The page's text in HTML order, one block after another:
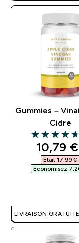
Gummies –
Cidre
4.67 out of 5
10,79 €‎
Était 17,99 €‎
Économisez
LIVRAISON